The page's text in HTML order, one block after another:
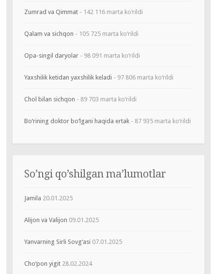
Zumrad va Qimmat- 142 116 marta ko‘rildi
Qalam va sichqon - 105 725 marta ko‘rildi
Opa-singil daryolar- 98 091 marta ko‘rildi
Yaxshilik ketidan yaxshilik keladi - 97 806 marta ko‘rildi
Chol bilan sichqon - 89 703 marta ko‘rildi
Bo‘rining doktor bo‘lgani haqida ertak- 87 935 marta ko‘rildi
So’ngi qo’shilgan ma’lumotlar
Jamila 20.01.2025
Alijon va Valijon 09.01.2025
Yanvarning Sirli Sovg‘asi 07.01.2025
Cho‘pon yigit 28.02.2024